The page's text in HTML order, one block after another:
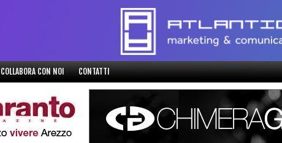
COLLABORA CON NOI CONTATTI